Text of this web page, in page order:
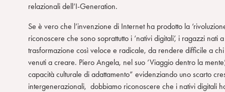
relazionali dell’I-Generation.
Se è vero che l’invenzione di Internet ha prodotto la
riconoscere che sono soprattutto i ‘nativi digitali’, i ragazzi
trasformazione così veloce e radicale, da rendere difficile a
venuti a creare. Piero Angela, nel suo ‘Viaggio dentro la
capacità culturale di adattamento” evidenziando uno scarto
intergenerazionali, dobbiamo riconoscere che i nativi digitali